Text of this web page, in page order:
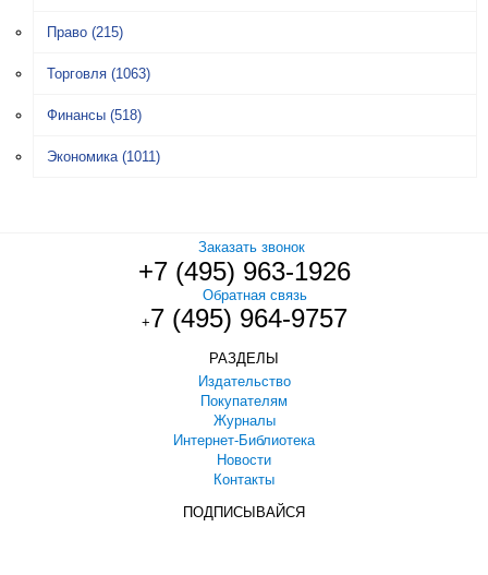
Право (215)
Торговля (1063)
Финансы (518)
Экономика (1011)
Заказать звонок
+7 (495) 963-1926
Обратная связь
+7 (495) 964-9757
РАЗДЕЛЫ
Издательство
Покупателям
Журналы
Интернет-Библиотека
Новости
Контакты
ПОДПИСЫВАЙСЯ